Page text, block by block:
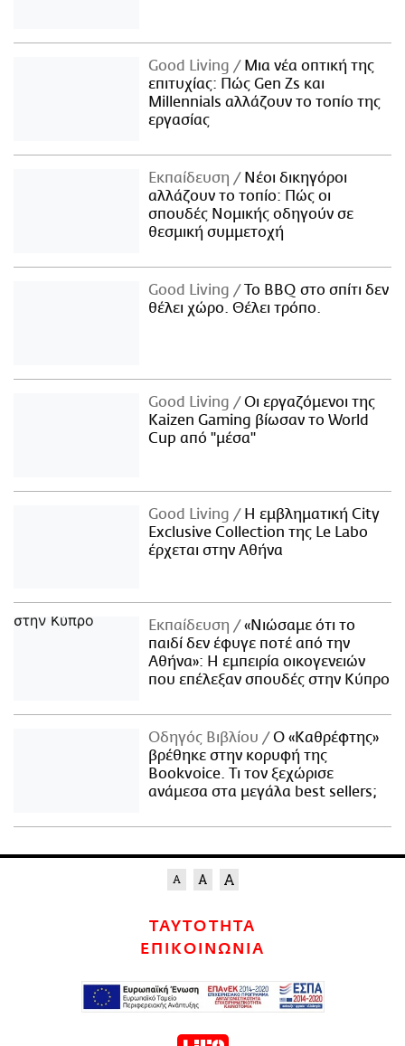
Good Living
Μια νέα οπτική της
επιτυχίας: Πώς Gen Zs και
Millennials αλλάζουν το τοπίο της
εργασίας
Εκπαίδευση
Νέοι δικηγόροι
αλλάζουν το τοπίο: Πώς οι
σπουδές Νομικής οδηγούν σε
θεσμική συμμετοχή
Good Living
Το BBQ στο σπίτι δεν
θέλει χώρο. Θέλει τρόπο.
Good Living
Οι εργαζόμενοι της
Kaizen Gaming βίωσαν το World
Cup από "μέσα"
Good Living
Η εμβληματική City
Exclusive Collection της Le Labo
έρχεται στην Αθήνα
Εκπαίδευση
«Νιώσαμε ότι το
παιδί δεν έφυγε ποτέ από την
Αθήνα»: Η εμπειρία οικογενειών
που επέλεξαν σπουδές στην Κύπρο
Οδηγός Βιβλίου
Ο «Καθρέφτης»
βρέθηκε στην κορυφή της
Bookvoice. Τι τον ξεχώρισε
ανάμεσα στα μεγάλα best sellers;
ΤΑΥΤΟΤΗΤΑ
ΕΠΙΚΟΙΝΩΝΙΑ